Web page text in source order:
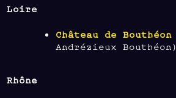
Loire
Château de Bouthéon
Andrézieux Bouthéon)
Rhône